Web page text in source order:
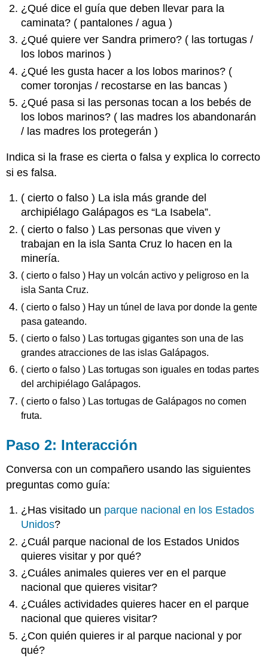
¿Qué dice el guía que deben llevar para la
caminata? ( pantalones / agua )
¿Qué quiere ver Sandra primero? ( las tortugas /
los lobos marinos )
¿Qué les gusta hacer a los lobos marinos? (
comer toronjas / recostarse en las bancas )
¿Qué pasa si las personas tocan a los bebés de
los lobos marinos? ( las madres los abandonarán
/ las madres los protegerán )
Indica si la frase es cierta o falsa y explica lo correcto
si es falsa.
( cierto o falso ) La isla más grande del
archipiélago Galápagos es “La Isabela”.
( cierto o falso ) Las personas que viven y
trabajan en la isla Santa Cruz lo hacen en la
minería.
( cierto o falso ) Hay un volcán activo y peligroso en la
isla Santa Cruz.
( cierto o falso ) Hay un túnel de lava por donde la gente
pasa gateando.
( cierto o falso ) Las tortugas gigantes son una de las
grandes atracciones de las islas Galápagos.
( cierto o falso ) Las tortugas son iguales en todas partes
del archipiélago Galápagos.
( cierto o falso ) Las tortugas de Galápagos no comen
fruta.
Paso 2: Interacción
Conversa con un compañero usando las siguientes
preguntas como guía:
¿Has visitado un parque nacional en los Estados
Unidos?
¿Cuál parque nacional de los Estados Unidos
quieres visitar y por qué?
¿Cuáles animales quieres ver en el parque
nacional que quieres visitar?
¿Cuáles actividades quieres hacer en el parque
nacional que quieres visitar?
¿Con quién quieres ir al parque nacional y por
qué?